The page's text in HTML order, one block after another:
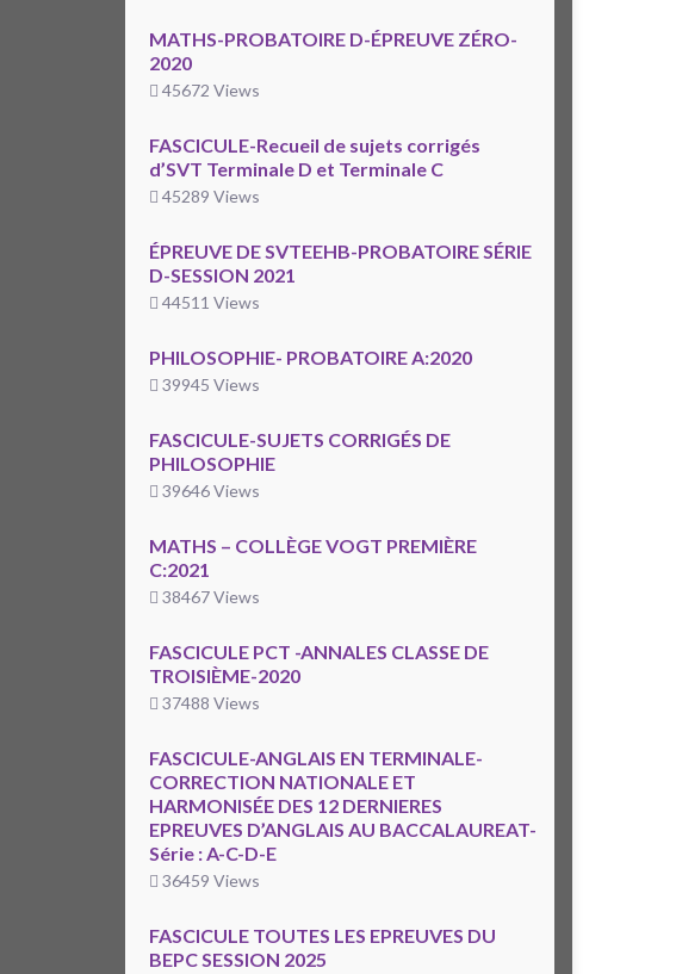
MATHS-PROBATOIRE D-ÉPREUVE ZÉRO-
2020
45672 Views
FASCICULE-Recueil de sujets corrigés
d’SVT Terminale D et Terminale C
45289 Views
ÉPREUVE DE SVTEEHB-PROBATOIRE SÉRIE
D-SESSION 2021
44511 Views
PHILOSOPHIE- PROBATOIRE A:2020
39945 Views
FASCICULE-SUJETS CORRIGÉS DE
PHILOSOPHIE
39646 Views
MATHS – COLLÈGE VOGT PREMIÈRE
C:2021
38467 Views
FASCICULE PCT -ANNALES CLASSE DE
TROISIÈME-2020
37488 Views
FASCICULE-ANGLAIS EN TERMINALE-
CORRECTION NATIONALE ET
HARMONISÉE DES 12 DERNIERES
EPREUVES D’ANGLAIS AU BACCALAUREAT-
Série : A-C-D-E
36459 Views
FASCICULE TOUTES LES EPREUVES DU
BEPC SESSION 2025